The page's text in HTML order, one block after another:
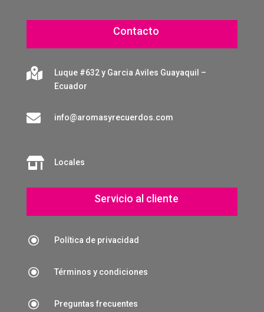
Contacto

Luque #632 y Garcia Aviles Guayaquil –
Ecuador
 info@aromasyrecuerdos.com
 Locales
Servicio al cliente
\ Política de privacidad
\ Términos y condiciones
\ Preguntas frecuentes